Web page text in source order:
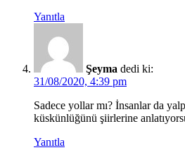
Yanıtla
Şeyma dedi ki:
31/08/2020, 4:39 pm
Sadece yollar mı? İnsanlar da
küskünlüğünü şiirlerine
Yanıtla